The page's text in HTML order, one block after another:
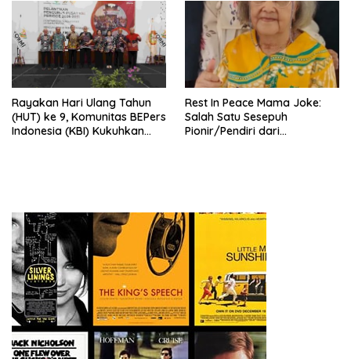
Rayakan Hari Ulang Tahun
(HUT) ke 9, Komunitas BEPers
Indonesia (KBI) Kukuhkan
seluruh Indonesia dan
Mancanegara”.
Rest In Peace Mama Joke:
Salah Satu Sesepuh
Pionir/Pendiri dari